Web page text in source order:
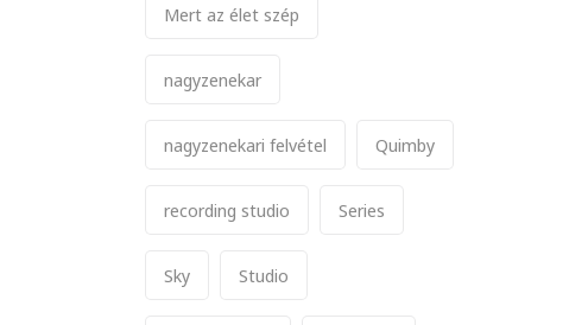
Mert az élet szép
nagyzenekar
nagyzenekari felvétel Quimby
recording studio Series
Sky Studio